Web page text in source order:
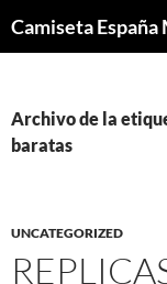
Camiseta
Archivo de la
baratas
UNCATEGORIZED